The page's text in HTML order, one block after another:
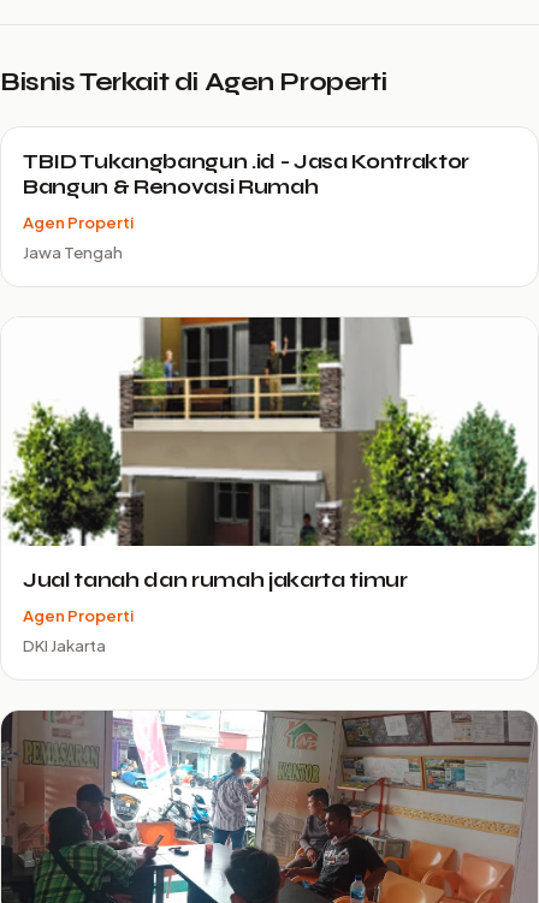
Bisnis Terkait di Agen Properti
TBID Tukangbangun .id - Jasa Kontraktor
Bangun & Renovasi Rumah
Agen Properti
Jawa Tengah
Jual tanah dan rumah jakarta timur
Agen Properti
DKI Jakarta